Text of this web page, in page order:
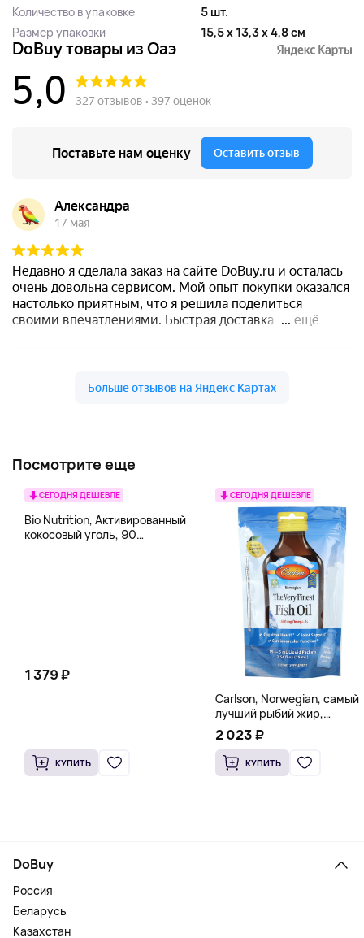
Количество в упаковке
5 шт.
Размер упаковки
15,5 x 13,3 x 4,8 см
Посмотрите еще
СЕГОДНЯ ДЕШЕВЛЕ
Bio Nutrition, Активированный
кокосовый уголь, 90
1 379 ₽
КУПИТЬ
СЕГОДНЯ ДЕШЕВЛЕ
Carlson, Norwegian, самый
лучший рыбий жир,
натуральный лимон, 15
пакетиков (5 мл) каждый
2 023 ₽
КУПИТЬ
DoBuy
Россия
Беларусь
Казахстан